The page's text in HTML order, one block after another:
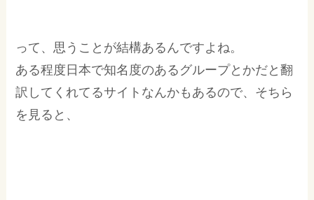
って、思うことが結構あるんですよね。
ある程度日本で知名度のあるグループとかだと翻
訳してくれてるサイトなんかもあるので、そちら
を見ると、